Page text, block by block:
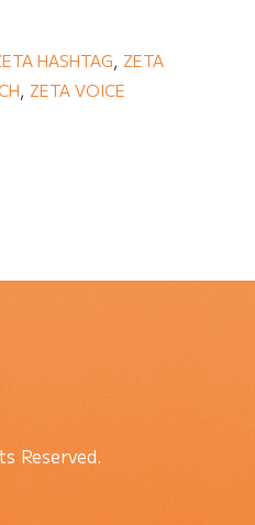
HASHTAG, ZETA
, ZETA VOICE
Reserved.